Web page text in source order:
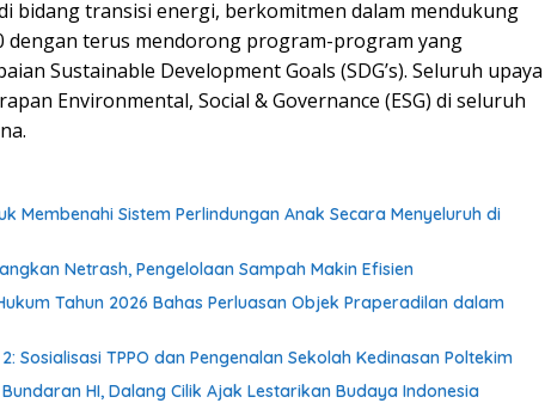
bidang transisi energi, berkomitmen dalam mendukung
dengan terus mendorong program-program yang
Sustainable Development Goals (SDG’s). Seluruh upaya
Environmental, Social & Governance (ESG) di seluruh
Membenahi Sistem Perlindungan Anak Secara Menyeluruh di
Netrash, Pengelolaan Sampah Makin Efisien
Tahun 2026 Bahas Perluasan Objek Praperadilan dalam
Sosialisasi TPPO dan Pengenalan Sekolah Kedinasan Poltekim
HI, Dalang Cilik Ajak Lestarikan Budaya Indonesia